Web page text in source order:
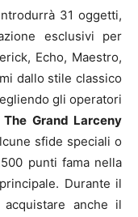
31 oggetti,
esclusivi per
Echo, Maestro,
dallo stile classico
gli operatori
The Grand Larceny
sfide speciali o
punti fama nella
Durante il
anche il